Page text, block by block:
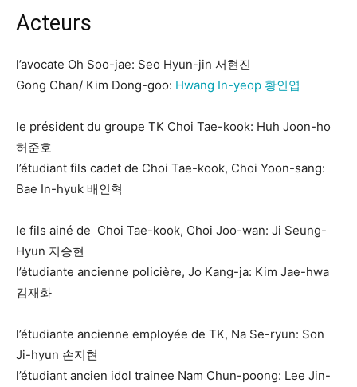
Acteurs
l’avocate Oh Soo-jae: Seo Hyun-jin 서현진
Gong Chan/ Kim Dong-goo: Hwang In-yeop 황인엽
le président du groupe TK Choi Tae-kook: Huh Joon-ho
허준호
l’étudiant fils cadet de Choi Tae-kook, Choi Yoon-sang:
Bae In-hyuk 배인혁
le fils ainé de Choi Tae-kook, Choi Joo-wan: Ji Seung-
Hyun 지승현
l’étudiante ancienne policière, Jo Kang-ja: Kim Jae-hwa
김재화
l’étudiante ancienne employée de TK, Na Se-ryun: Son
Ji-hyun 손지현
l’étudiant ancien idol trainee Nam Chun-poong: Lee Jin-